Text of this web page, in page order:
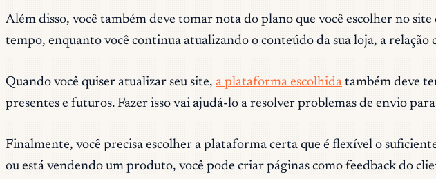
Além disso, você também deve tomar nota do plano que você escolher no
tempo, enquanto você continua atualizando o conteúdo da sua loja, a relação
Quando você quiser atualizar seu site, a plataforma escolhida também deve
presentes e futuros. Fazer isso vai ajudá-lo a resolver problemas de envio
Finalmente, você precisa escolher a plataforma certa que é flexível o
ou está vendendo um produto, você pode criar páginas como feedback do